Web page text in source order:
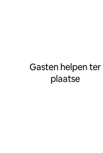
Gasten helpen ter
plaatse